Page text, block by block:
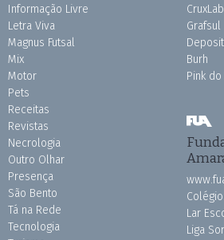
Informação Livre
Letra Viva
Magnus Futsal
Mix
Motor
Pets
Receitas
Revistas
Necrologia
Outro Olhar
Presença
São Bento
Tá na Rede
Tecnologia
CruxLab
Grafsul
Burh
Pink do
Lar
Liga